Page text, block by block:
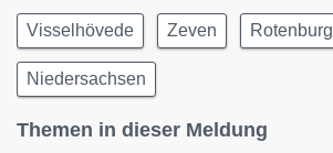
Visselhövede Zeven Rotenburg
Niedersachsen
Themen in dieser Meldung